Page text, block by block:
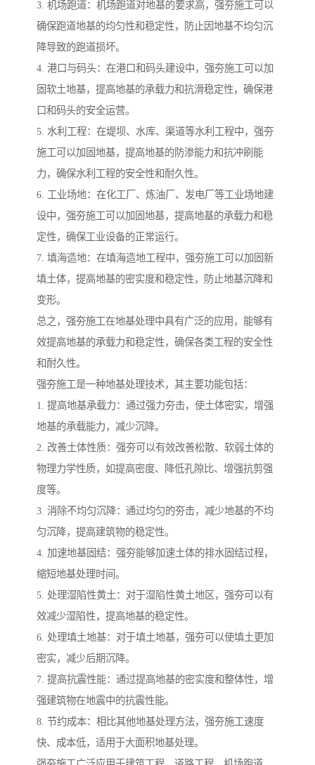
3. 机场跑道：机场跑道对地基的要求高，强夯施工可以
确保跑道地基的均匀性和稳定性，防止因地基不均匀沉
降导致的跑道损坏。
4. 港口与码头：在港口和码头建设中，强夯施工可以加
固软土地基，提高地基的承载力和抗滑稳定性，确保港
口和码头的安全运营。
5. 水利工程：在堤坝、水库、渠道等水利工程中，强夯
施工可以加固地基，提高地基的防渗能力和抗冲刷能
力，确保水利工程的安全性和耐久性。
6. 工业场地：在化工厂、炼油厂、发电厂等工业场地建
设中，强夯施工可以加固地基，提高地基的承载力和稳
定性，确保工业设备的正常运行。
7. 填海造地：在填海造地工程中，强夯施工可以加固新
填土体，提高地基的密实度和稳定性，防止地基沉降和
变形。
总之，强夯施工在地基处理中具有广泛的应用，能够有
效提高地基的承载力和稳定性，确保各类工程的安全性
和耐久性。
强夯施工是一种地基处理技术，其主要功能包括：
1. 提高地基承载力：通过强力夯击，使土体密实，增强
地基的承载能力，减少沉降。
2. 改善土体性质：强夯可以有效改善松散、软弱土体的
物理力学性质，如提高密度、降低孔隙比、增强抗剪强
度等。
3. 消除不均匀沉降：通过均匀的夯击，减少地基的不均
匀沉降，提高建筑物的稳定性。
4. 加速地基固结：强夯能够加速土体的排水固结过程，
缩短地基处理时间。
5. 处理湿陷性黄土：对于湿陷性黄土地区，强夯可以有
效减少湿陷性，提高地基的稳定性。
6. 处理填土地基：对于填土地基，强夯可以使填土更加
密实，减少后期沉降。
7. 提高抗震性能：通过提高地基的密实度和整体性，增
强建筑物在地震中的抗震性能。
8. 节约成本：相比其他地基处理方法，强夯施工速度
快、成本低，适用于大面积地基处理。